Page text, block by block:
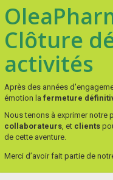
Clôture
activités
Après des années
émotion la fermeture
Nous tenons à exprimer notre
collaborateurs, et clients
de cette aventure.
Merci d’avoir fait partie de